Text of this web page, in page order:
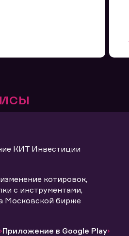
КИТ Инвестиции
котировок,
с инструментами,
Московской бирже
Приложение в Google Play